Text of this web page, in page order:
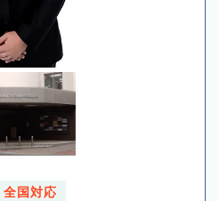
全国対応